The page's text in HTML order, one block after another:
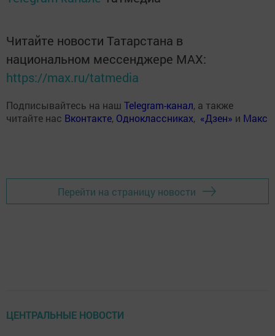
Читайте новости Татарстана в
национальном мессенджере MАХ:
https://max.ru/tatmedia
Подписывайтесь на наш Telegram-канал, а также
читайте нас Вконтакте, Одноклассниках, «Дзен» и Макс
Перейти на страницу новости
ЦЕНТРАЛЬНЫЕ НОВОСТИ